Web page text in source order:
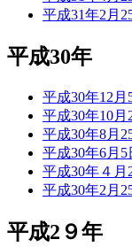
平成31年2月
平成30年
平成30年12月
平成30年10月
平成30年8月
平成30年6月5
平成30年４月
平成30年2月
平成2９年